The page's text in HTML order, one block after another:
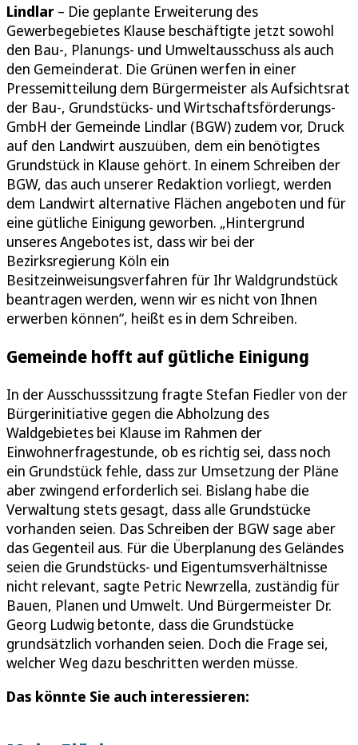
Lindlar – Die geplante Erweiterung des
Gewerbegebietes Klause beschäftigte jetzt sowohl
den Bau-, Planungs- und Umweltausschuss als auch
den Gemeinderat. Die Grünen werfen in einer
Pressemitteilung dem Bürgermeister als Aufsichtsrat
der Bau-, Grundstücks- und Wirtschaftsförderungs-
GmbH der Gemeinde Lindlar (BGW) zudem vor, Druck
auf den Landwirt auszuüben, dem ein benötigtes
Grundstück in Klause gehört. In einem Schreiben der
BGW, das auch unserer Redaktion vorliegt, werden
dem Landwirt alternative Flächen angeboten und für
eine gütliche Einigung geworben. „Hintergrund
unseres Angebotes ist, dass wir bei der
Bezirksregierung Köln ein
Besitzeinweisungsverfahren für Ihr Waldgrundstück
beantragen werden, wenn wir es nicht von Ihnen
erwerben können“, heißt es in dem Schreiben.
Gemeinde hofft auf gütliche Einigung
In der Ausschusssitzung fragte Stefan Fiedler von der
Bürgerinitiative gegen die Abholzung des
Waldgebietes bei Klause im Rahmen der
Einwohnerfragestunde, ob es richtig sei, dass noch
ein Grundstück fehle, dass zur Umsetzung der Pläne
aber zwingend erforderlich sei. Bislang habe die
Verwaltung stets gesagt, dass alle Grundstücke
vorhanden seien. Das Schreiben der BGW sage aber
das Gegenteil aus. Für die Überplanung des Geländes
seien die Grundstücks- und Eigentumsverhältnisse
nicht relevant, sagte Petric Newrzella, zuständig für
Bauen, Planen und Umwelt. Und Bürgermeister Dr.
Georg Ludwig betonte, dass die Grundstücke
grundsätzlich vorhanden seien. Doch die Frage sei,
welcher Weg dazu beschritten werden müsse.
Das könnte Sie auch interessieren: